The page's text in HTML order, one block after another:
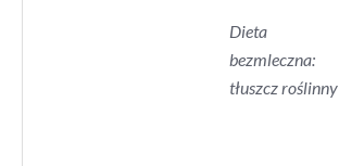
Dieta
bezmleczna:
tłuszcz roślinny